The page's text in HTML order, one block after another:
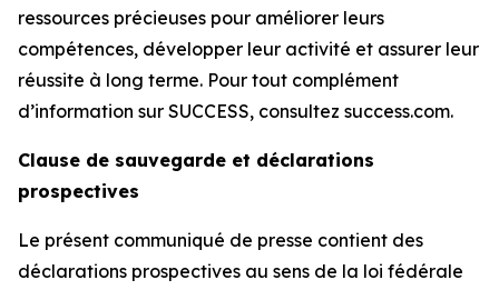
ressources précieuses pour améliorer leurs
compétences, développer leur activité et assurer leur
réussite à long terme. Pour tout complément
d’information sur SUCCESS, consultez success.com.
Clause de sauvegarde et déclarations
prospectives
Le présent communiqué de presse contient des
déclarations prospectives au sens de la loi fédérale